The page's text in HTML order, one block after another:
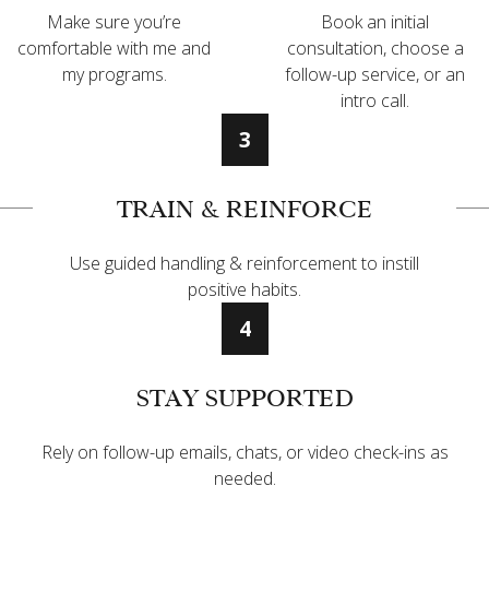
Make sure you’re
comfortable with me and
my programs.
Book an initial
consultation, choose a
follow-up service, or an
intro call.
3
TRAIN & REINFORCE
Use guided handling & reinforcement to instill
positive habits.
4
STAY SUPPORTED
Rely on follow-up emails, chats, or video check-ins as
needed.